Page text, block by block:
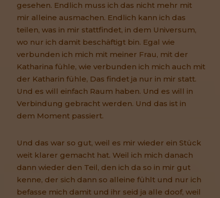
gesehen. Endlich muss ich das nicht mehr mit
mir alleine ausmachen. Endlich kann ich das
teilen, was in mir stattfindet, in dem Universum,
wo nur ich damit beschäftigt bin. Egal wie
verbunden ich mich mit meiner Frau, mit der
Katharina fühle, wie verbunden ich mich auch mit
der Katharin fühle, Das findet ja nur in mir statt.
Und es will einfach Raum haben. Und es will in
Verbindung gebracht werden. Und das ist in
dem Moment passiert.
Und das war so gut, weil es mir wieder ein Stück
weit klarer gemacht hat. Weil ich mich danach
dann wieder den Teil, den ich da so in mir gut
kenne, der sich dann so alleine fühlt und nur ich
befasse mich damit und ihr seid ja alle doof, weil